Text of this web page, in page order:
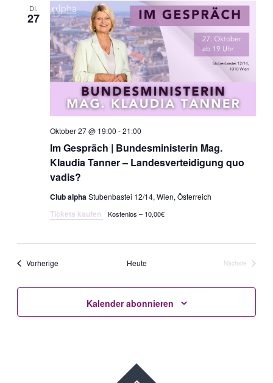
DI.
27
Im Gespräch | Bundesministerin Mag.
Klaudia Tanner – Landesverteidigung quo
vadis?
Oktober 27 @ 19:00 -21:00
Club alphaStubenbastei 12/14, Wien, Österreich
Tickets kaufen Kostenlos – 10,00€
Vorherige Heute
Nächste
Kalender abonnieren